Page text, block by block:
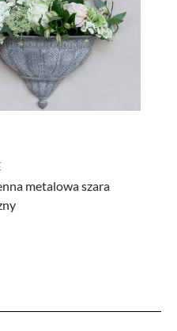
metalowa szara